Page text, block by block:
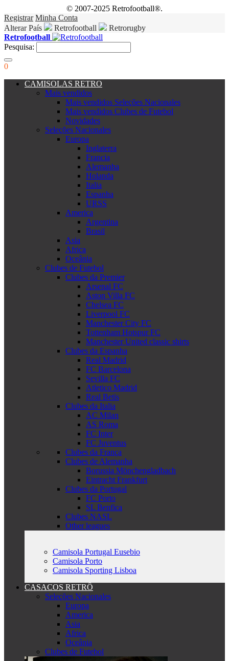
© 2007-2025 Retrofootball®.
Registrar Minha Conta
Alterar País
Retrofootball
Retrorugby
Retrofootball
Pesquisa:
0
CAMISOLAS RETRO
Mais vendidos
Mais vendidos Seleções Nacionales
Mais vendidos Clubes de Futebol
Novidades
Seleções Nacionales
Europa
Inglaterra
Francia
Alemanha
Holanda
Italia
Espanha
URSS
America
Argentina
Brasil
Asia
Africa
Oceânia
Clubes de Futebol
Clubes da Premier
Arsenal FC
Aston Villa FC
Chelsea FC
Liverpool FC
Manchester City FC
Tottenham Hotspur FC
Manchester United classic shirts
Clubes da Espanha
Real Madrid
FC Barcelona
Sevilla FC
Atletico Madrid
Real Betis
Clubes da Italia
AC Milan
AS Roma
FC Inter
FC Juventus
Clubes da França
Clubes de Alemanha
Borussia Mönchengladbach
Eintracht Frankfurt
Clubes da Portugal
FC Porto
SL Benfica
Clubes NASL
Other leagues
Camisola Portugal Eusebio
Camisola Porto
Camisola Sporting Lisboa
CASACOS RETRÔ
Seleções Nacionales
Europa
America
Asia
Africa
Oceânia
Clubes de Futebol